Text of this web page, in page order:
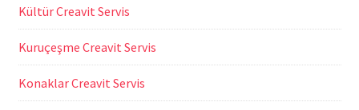
Kültür Creavit Servis
Kuruçeşme Creavit Servis
Konaklar Creavit Servis